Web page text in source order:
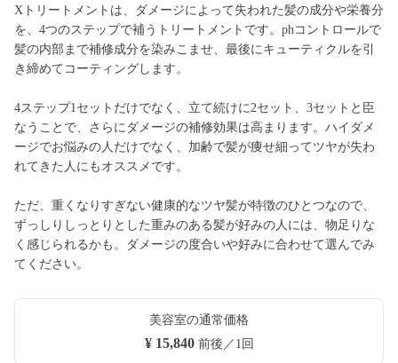
Xトリートメントは、ダメージによって失われた髪の成分や栄養分
を、4つのステップで補うトリートメントです。phコントロールで
髪の内部まで補修成分を染みこませ、最後にキューティクルを引
き締めてコーティングします。
4ステップ1セットだけでなく、立て続けに2セット、3セットと臣
なうことで、さらにダメージの補修効果は高まります。ハイダメ
ージでお悩みの人だけでなく、加齢で髪が痩せ細ってツヤが失わ
れてきた人にもオススメです。
ただ、重くなりすぎない健康的なツヤ髪が特徴のひとつなので、
ずっしりしっとりとした重みのある髪が好みの人には、物足りな
く感じられるかも。ダメージの度合いや好みに合わせて選んでみ
てください。
美容室の通常価格
¥ 15,840前後／1回